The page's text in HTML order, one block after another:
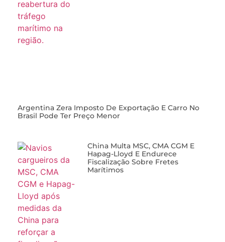
Argentina Zera Imposto De Exportação E Carro No
Brasil Pode Ter Preço Menor
China Multa MSC, CMA CGM E
Hapag-Lloyd E Endurece
Fiscalização Sobre Fretes
Marítimos